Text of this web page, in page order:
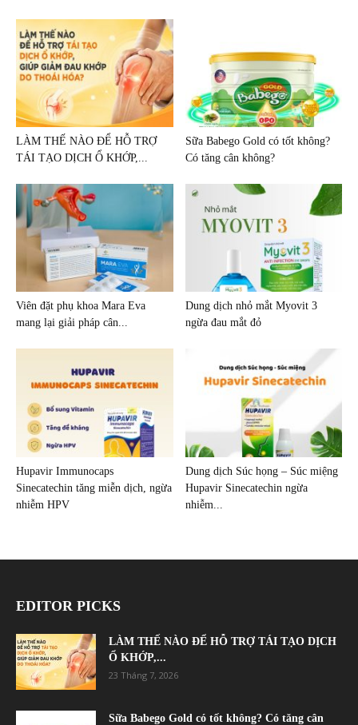
LÀM THẾ NÀO ĐỂ HỖ TRỢ
TÁI TẠO DỊCH Ổ KHỚP,...
Sữa Babego Gold có tốt không?
Có tăng cân không?
Viên đặt phụ khoa Mara Eva
mang lại giải pháp cân...
Dung dịch nhỏ mắt Myovit 3
ngừa đau mắt đỏ
Hupavir Immunocaps
Sinecatechin tăng miễn dịch, ngừa
nhiễm HPV
Dung dịch Súc họng – Súc miệng
Hupavir Sinecatechin ngừa
nhiễm...
EDITOR PICKS
LÀM THẾ NÀO ĐỂ HỖ TRỢ TÁI TẠO DỊCH
Ổ KHỚP,...
23 Tháng 7, 2026
Sữa Babego Gold có tốt không? Có tăng cân